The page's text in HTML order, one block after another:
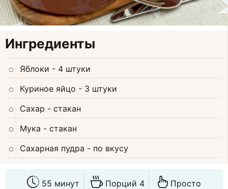
Ингредиенты
Яблоки - 4 штуки
Куриное яйцо - 3 штуки
Сахар - стакан
Мука - стакан
Сахарная пудра - по вкусу
55 минут Порций 4 Просто